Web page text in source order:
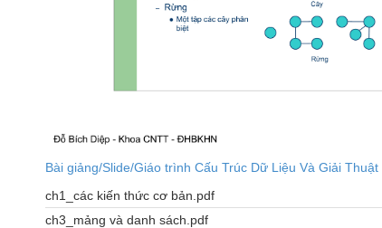
Bài giảng/Slide/Giáo trình Cấu Trúc Dữ Liệu Và Giải Thuật
ch1_các kiến thức cơ bản.pdf
ch3_mảng và danh sách.pdf